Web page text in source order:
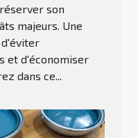
son
majeurs. Une
et d'économiser
dans ce...